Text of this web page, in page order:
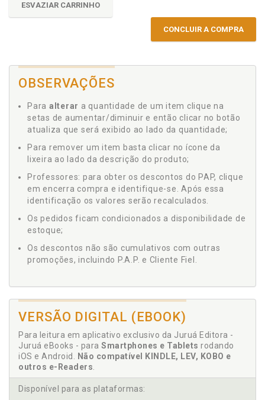
ESVAZIAR CARRINHO
CONCLUIR A COMPRA
OBSERVAÇÕES
Para alterar a quantidade de um item clique na
setas de aumentar/diminuir e então clicar no botão
atualiza que será exibido ao lado da quantidade;
Para remover um item basta clicar no ícone da
lixeira ao lado da descrição do produto;
Professores: para obter os descontos do PAP, clique
em encerra compra e identifique-se. Após essa
identificação os valores serão recalculados.
Os pedidos ficam condicionados a disponibilidade de
estoque;
Os descontos não são cumulativos com outras
promoções, incluindo P.A.P. e Cliente Fiel.
VERSÃO DIGITAL (EBOOK)
Para leitura em aplicativo exclusivo da Juruá Editora -
Juruá eBooks - para Smartphones e Tablets rodando
iOS e Android.
Não compatível KINDLE, LEV, KOBO e
outros e-Readers
Disponível para as plataformas: